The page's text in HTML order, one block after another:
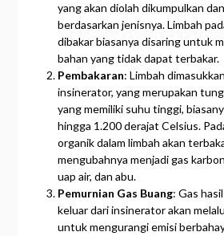
yang akan diolah dikumpulkan
berdasarkan jenisnya. Limbah
dibakar biasanya disaring untuk
bahan yang tidak dapat terbakar.
Pembakaran: Limbah
insinerator, yang merupakan
yang memiliki suhu tinggi,
hingga 1.200 derajat Celsius.
organik dalam limbah akan
mengubahnya menjadi gas
uap air, dan abu.
Pemurnian Gas Buang: Gas
keluar dari insinerator akan
untuk mengurangi emisi